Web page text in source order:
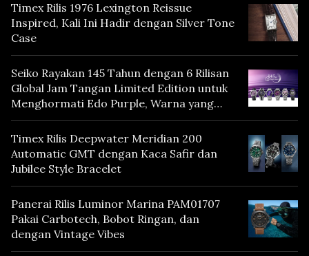
Timex Rilis 1976 Lexington Reissue
Inspired, Kali Ini Hadir dengan Silver Tone
Case
Seiko Rayakan 145 Tahun dengan 6 Rilisan
Global Jam Tangan Limited Edition untuk
Menghormati Edo Purple, Warna yang
Mencerminkan Warisan Tokyo
Timex Rilis Deepwater Meridian 200
Automatic GMT dengan Kaca Safir dan
Jubilee Style Bracelet
Panerai Rilis Luminor Marina PAM01707
Pakai Carbotech, Bobot Ringan, dan
dengan Vintage Vibes